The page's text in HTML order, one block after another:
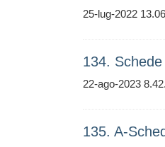
25-lug-2022
134.
22-ago-2023
135. A-